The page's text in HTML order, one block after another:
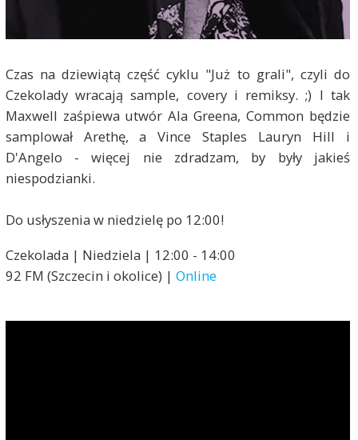
Czas na dziewiątą część cyklu "Już to grali", czyli do
Czekolady wracają sample, covery i remiksy. ;) I tak
Maxwell zaśpiewa utwór Ala Greena, Common będzie
samplował Arethę, a Vince Staples Lauryn Hill i
D'Angelo - więcej nie zdradzam, by były jakieś
niespodzianki.
Do usłyszenia w niedzielę po 12:00!
Czekolada | Niedziela | 12:00 - 14:00
92 FM (Szczecin i okolice) | Online